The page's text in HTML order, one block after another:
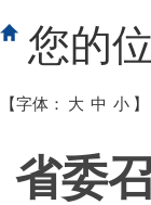
您的
【字体： 大 中 小 】
省委